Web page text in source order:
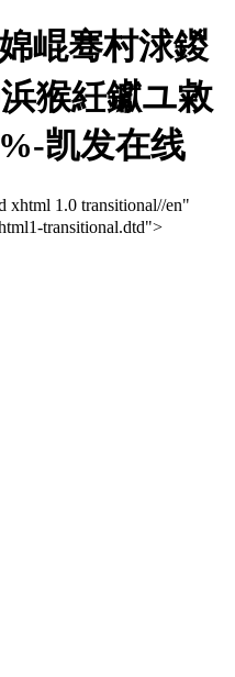
崐骞村浗鍐
猴紝钀ユ敹
凯发在线
xhtml 1.0 transitional//en"
transitional.dtd">